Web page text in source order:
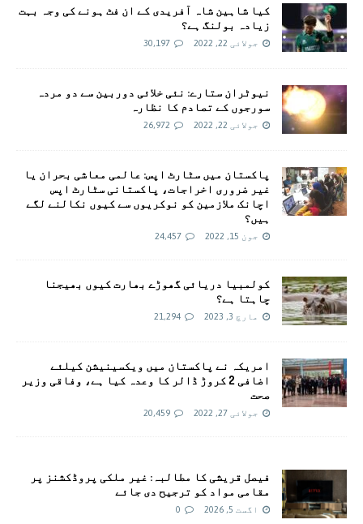
کیا شاہین شاہ آفریدی کے ان فٹ ہونے کی وجہ بہت
زیادہ بولنگ ہے؟
جولائی 22, 2022 30,197
نیوٹران ستارے: نئی خلائی دوربین سے دو مردہ
سورجوں کے تصادم کا نظارہ
جولائی 22, 2022 26,972
پاکستان میں سٹارٹ اپس: عالمی معاشی بحران یا
غیر ضروری اخراجات، پاکستانی سٹارٹ اپس
اچانک ملازمین کو نوکریوں سے کیوں نکالنے لگے
ہیں؟
جون 15, 2022 24,457
کولمبیا دریائی گھوڑے بھارت کیوں بھیجنا
چاہتا ہے؟
مارچ 3, 2023 21,294
امريکہ نے پاکستان میں ویکسینیشن کیلئے
اضافی 2 کروڑ ڈالر کا وعدہ کیا ہے، وفاقی وزیر
صحت
جولائی 27, 2022 20,459
فیصل قریشی کا مطالبہ: غیر ملکی پروڈکشنز پر
مقامی مواد کو ترجیح دی جائے
اگست 5, 2026 0